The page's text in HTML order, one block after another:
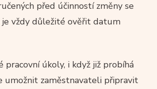
před účinností změny se
vždy důležité ověřit datum
úkoly, i když již probíhá
umožnit zaměstnavateli připravit